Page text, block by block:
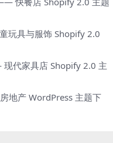
玩具与服饰 Shopify 2.0
代家具店 Shopify 2.0 主
地产 WordPress 主题下